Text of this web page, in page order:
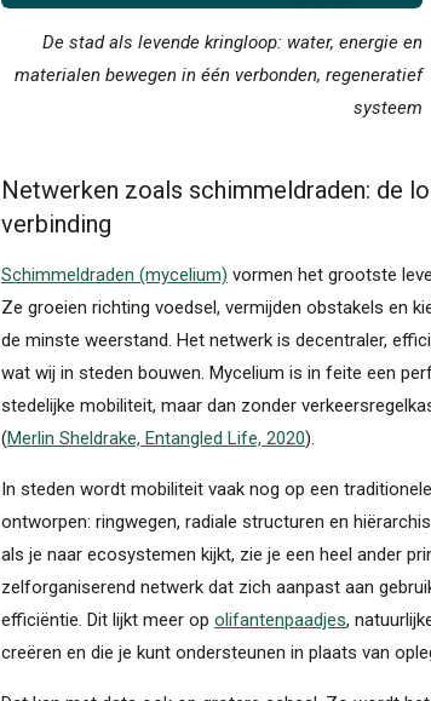
De stad als levende kringloop: water, energie en
materialen bewegen in één verbonden, regeneratief
systeem
Netwerken zoals schimmeldraden: de
verbinding
Schimmeldraden (mycelium) vormen het grootste
Ze groeien richting voedsel, vermijden obstakels en
de minste weerstand. Het netwerk is decentraler,
wat wij in steden bouwen. Mycelium is in feite een
stedelijke mobiliteit, maar dan zonder
(Merlin Sheldrake, Entangled Life, 2020).
In steden wordt mobiliteit vaak nog op een
ontworpen: ringwegen, radiale structuren en
als je naar ecosystemen kijkt, zie je een heel ander
zelforganiserend netwerk dat zich aanpast aan
efficiëntie. Dit lijkt meer op olifantenpaadjes,
creëren en die je kunt ondersteunen in plaats van